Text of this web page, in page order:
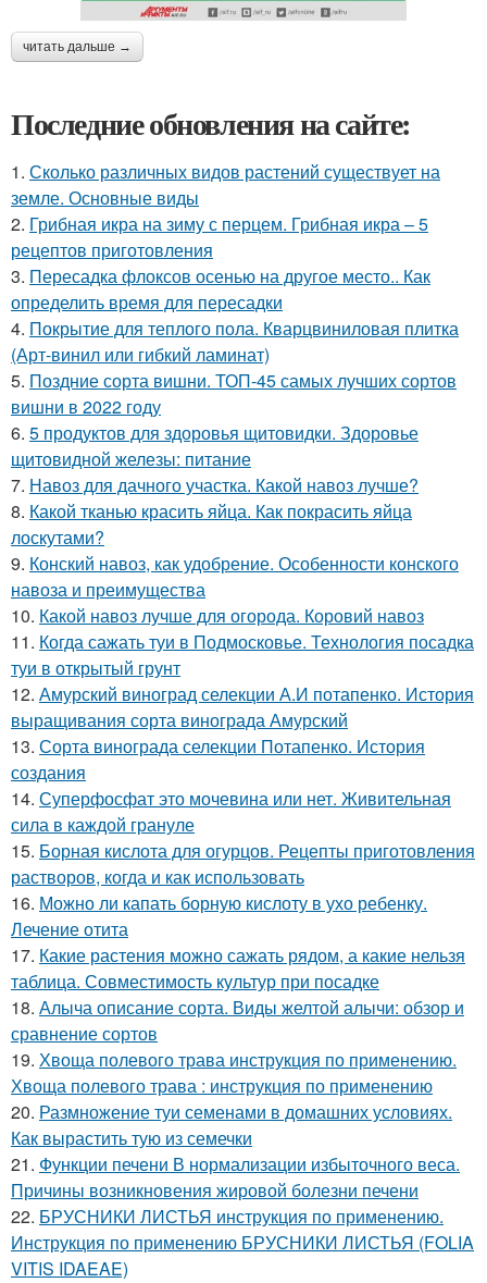
читать дальше →
Последние обновления на сайте:
1. Сколько различных видов растений существует на
земле. Основные виды
2. Грибная икра на зиму с перцем. Грибная икра – 5
рецептов приготовления
3. Пересадка флоксов осенью на другое место.. Как
определить время для пересадки
4. Покрытие для теплого пола. Кварцвиниловая плитка
(Арт-винил или гибкий ламинат)
5. Поздние сорта вишни. ТОП-45 самых лучших сортов
вишни в 2022 году
6. 5 продуктов для здоровья щитовидки. Здоровье
щитовидной железы: питание
7. Навоз для дачного участка. Какой навоз лучше?
8. Какой тканью красить яйца. Как покрасить яйца
лоскутами?
9. Конский навоз, как удобрение. Особенности конского
навоза и преимущества
10. Какой навоз лучше для огорода. Коровий навоз
11. Когда сажать туи в Подмосковье. Технология посадка
туи в открытый грунт
12. Амурский виноград селекции А.И потапенко. История
выращивания сорта винограда Амурский
13. Сорта винограда селекции Потапенко. История
создания
14. Суперфосфат это мочевина или нет. Живительная
сила в каждой грануле
15. Борная кислота для огурцов. Рецепты приготовления
растворов, когда и как использовать
16. Можно ли капать борную кислоту в ухо ребенку.
Лечение отита
17. Какие растения можно сажать рядом, а какие нельзя
таблица. Совместимость культур при посадке
18. Алыча описание сорта. Виды желтой алычи: обзор и
сравнение сортов
19. Хвоща полевого трава инструкция по применению.
Хвоща полевого трава : инструкция по применению
20. Размножение туи семенами в домашних условиях.
Как вырастить тую из семечки
21. Функции печени В нормализации избыточного веса.
Причины возникновения жировой болезни печени
22. БРУСНИКИ ЛИСТЬЯ инструкция по применению.
Инструкция по применению БРУСНИКИ ЛИСТЬЯ (FOLIA
VITIS IDAEAE)